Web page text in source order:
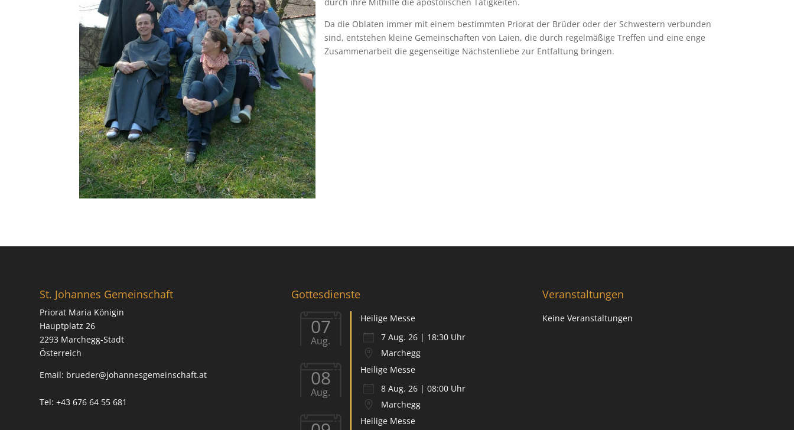
Da die Oblaten immer mit einem bestimm­ten Priorat der Brüder oder der Schwestern verbunden
sind, entstehen kleine Gemein­schaften von Laien, die durch regelmäßige Treffen und eine enge
Zusammenarbeit die gegenseitige Nächstenliebe zur Entfaltung bringen.
St. Johannes Gemeinschaft
Priorat Maria Königin
Hauptplatz 26
2293 Marchegg-Stadt
Österreich
Email: brueder@johannesgemeinschaft.at
Tel: +43 676 64 55 681
Gottesdienste
07
Aug.
Heilige Messe
7 Aug. 26 | 18:30 Uhr
Marchegg
08
Aug.
Heilige Messe
8 Aug. 26 | 08:00 Uhr
Marchegg
Heilige Messe
Veranstaltungen
Keine Veranstaltungen